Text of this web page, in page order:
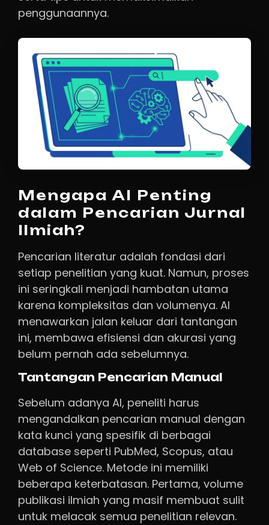
penggunaannya.
Mengapa AI Penting
dalam Pencarian Jurnal
Ilmiah?
Pencarian literatur adalah fondasi dari
setiap penelitian yang kuat. Namun, proses
ini seringkali menjadi hambatan utama
karena kompleksitas dan volumenya. AI
menawarkan jalan keluar dari tantangan
ini, membawa efisiensi dan akurasi yang
belum pernah ada sebelumnya.
Tantangan Pencarian Manual
Sebelum adanya AI, peneliti harus
mengandalkan pencarian manual dengan
kata kunci yang spesifik di berbagai
database seperti PubMed, Scopus, atau
Web of Science. Metode ini memiliki
beberapa keterbatasan. Pertama, volume
publikasi ilmiah yang masif membuat sulit
untuk melacak semua penelitian relevan.